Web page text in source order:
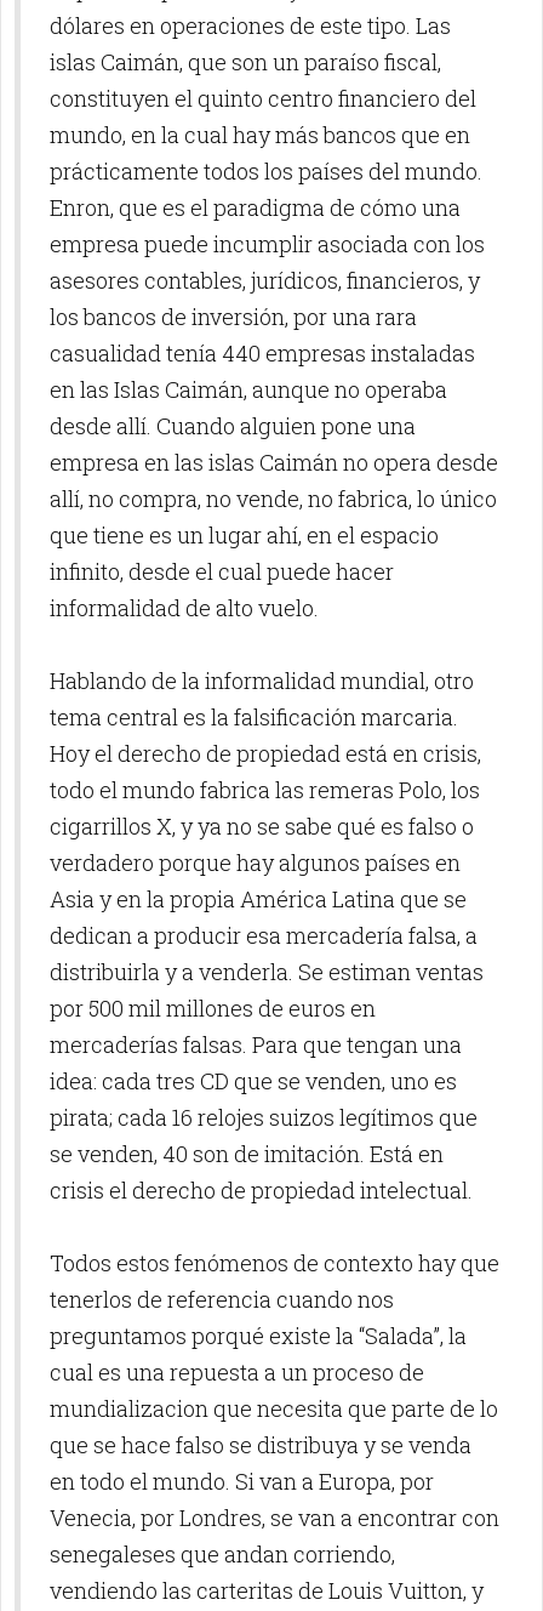
dólares en operaciones de este tipo. Las
islas Caimán, que son un paraíso fiscal,
constituyen el quinto centro financiero del
mundo, en la cual hay más bancos que en
prácticamente todos los países del mundo.
Enron, que es el paradigma de cómo una
empresa puede incumplir asociada con los
asesores contables, jurídicos, financieros, y
los bancos de inversión, por una rara
casualidad tenía 440 empresas instaladas
en las Islas Caimán, aunque no operaba
desde allí. Cuando alguien pone una
empresa en las islas Caimán no opera desde
allí, no compra, no vende, no fabrica, lo único
que tiene es un lugar ahí, en el espacio
infinito, desde el cual puede hacer
informalidad de alto vuelo.
Hablando de la informalidad mundial, otro
tema central es la falsificación marcaria.
Hoy el derecho de propiedad está en crisis,
todo el mundo fabrica las remeras Polo, los
cigarrillos X, y ya no se sabe qué es falso o
verdadero porque hay algunos países en
Asia y en la propia América Latina que se
dedican a producir esa mercadería falsa, a
distribuirla y a venderla. Se estiman ventas
por 500 mil millones de euros en
mercaderías falsas. Para que tengan una
idea: cada tres CD que se venden, uno es
pirata; cada 16 relojes suizos legítimos que
se venden, 40 son de imitación. Está en
crisis el derecho de propiedad intelectual.
Todos estos fenómenos de contexto hay que
tenerlos de referencia cuando nos
preguntamos porqué existe la “Salada”, la
cual es una repuesta a un proceso de
mundializacion que necesita que parte de lo
que se hace falso se distribuya y se venda
en todo el mundo. Si van a Europa, por
Venecia, por Londres, se van a encontrar con
senegaleses que andan corriendo,
vendiendo las carteritas de Louis Vuitton, y